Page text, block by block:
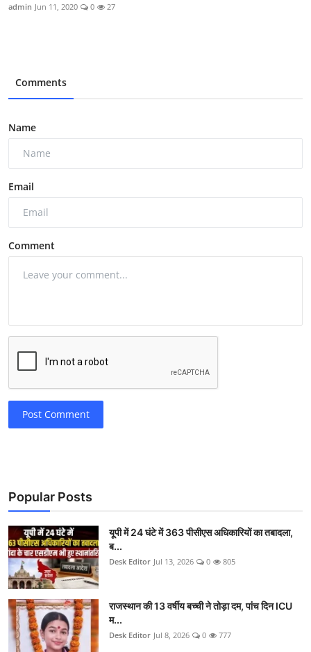
admin Jun 11, 2020 0 27
Comments
Name
Email
Comment
Post Comment
Popular Posts
यूपी में 24 घंटे में 363 पीसीएस अधिकारियों का तबादला,
ब...
Desk Editor Jul 13, 2026 0 805
राजस्थान की 13 वर्षीय बच्ची ने तोड़ा दम, पांच दिन ICU
म...
Desk Editor Jul 8, 2026 0 777